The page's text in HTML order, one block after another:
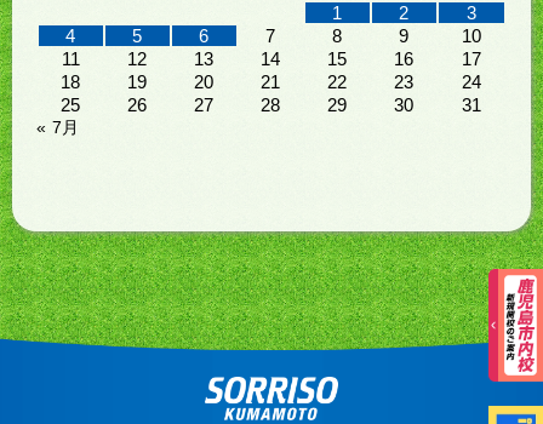
1
2
3
4
5 6 7 8 9
10
11
12 13 14 15 16
17
18
19 20 21 22 23
24
25
26 27 28 29 30 31
« 7月